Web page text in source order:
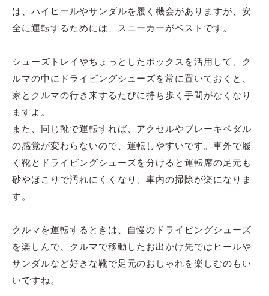
は、ハイヒールやサンダルを履く機会がありますが、安
全に運転するためには、スニーカーがベストです。
シューズトレイやちょっとしたボックスを活用して、ク
ルマの中にドライビングシューズを常に置いておくと、
家とクルマの行き来するたびに持ち歩く手間がなくなり
ますよ。
また、同じ靴で運転すれば、アクセルやブレーキペダル
の感覚が変わらないので、運転しやすいです。車外で履
く靴とドライビングシューズを分けると運転席の足元も
砂やほこりで汚れにくくなり、車内の掃除が楽になりま
す。
クルマを運転するときは、自慢のドライビングシューズ
を楽しんで、クルマで移動したお出かけ先ではヒールや
サンダルなど好きな靴で足元のおしゃれを楽しむのもい
いですね。